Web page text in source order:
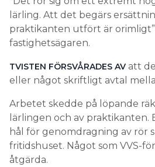
lärling. Att det begärs
praktikanten utfört är
fastighetsägaren.
TVISTEN FÖRSVÅRADES AV att
eller något skriftligt avtal
Arbetet skedde på löpande
lärlingen och av praktikanten.
hål för genomdragning av rör
fritidshuset. Något som VVS-
åtgärda.